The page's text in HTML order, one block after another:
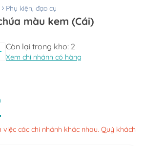
Phụ kiện, đạo cụ
màu kem (Cái)
Còn lại trong kho: 2
Xem chi nhánh có hàng
việc các chi nhánh khác nhau. Quý khách